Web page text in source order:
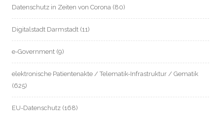
Datenschutz in Zeiten von Corona (80)
Digitalstadt Darmstadt (11)
e-Government (9)
elektronische Patientenakte / Telematik-Infrastruktur / Gematik
(625)
EU-Datenschutz (168)